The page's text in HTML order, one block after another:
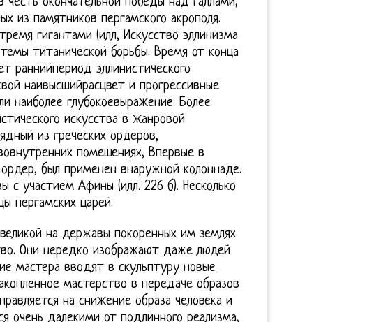
из памятников пергамского акрополя.
гигантами (илл, Искусство эллинизма
титанической борьбы. Время от конца
раннийпериод эллинистического
наивысшийрасцвет и прогрессивные
наиболее глубокоевыражение. Более
искусства в жанровой
из греческих ордеров,
помещениях, Впервые в
был применен внаружной колоннаде.
участием Афины (илл. 226 б). Несколько
пергамских царей.
на державы покоренных им землях
Они нередко изображают даже людей
мастера вводят в скульптуру новые
мастерство в передаче образов
на снижение образа человека и
очень далекими от подлинного реализма,